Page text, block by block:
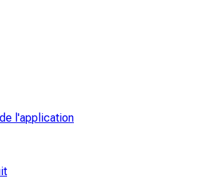
l'application